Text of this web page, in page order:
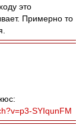
это
Примерно то
SYIqunFM